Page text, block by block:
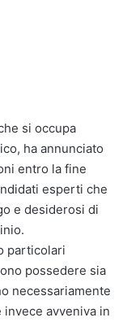
si occupa
ha annunciato
entro la fine
esperti che
e desiderosi di
particolari
possedere sia
necessariamente
avveniva in